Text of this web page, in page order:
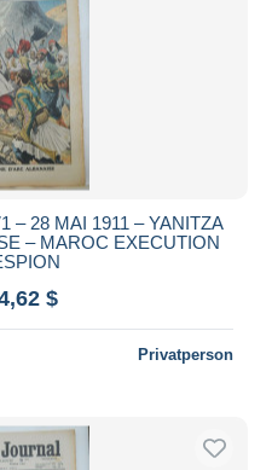
– 28 MAI 1911 – YANITZA
– MAROC EXECUTION
$
Privatperson